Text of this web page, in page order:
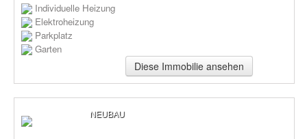
Individuelle Heizung
Elektroheizung
Parkplatz
Garten
Diese Immobilie ansehen
NEUBAU